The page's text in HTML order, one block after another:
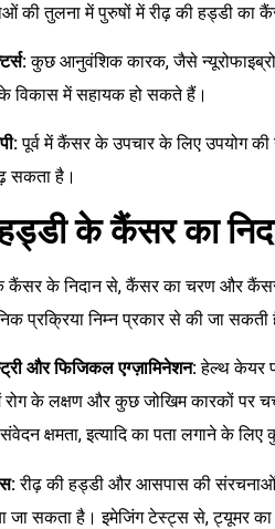
की तुलना में पुरुषों में रीढ़ की हड्डी का
कुछ आनुवंशिक कारक, जैसे
विकास में सहायक हो सकते हैं।
पूर्व में कैंसर के उपचार के लिए उपयोग
सकता है।
के कैंसर का
कैंसर के निदान से, कैंसर का चरण और कैंसर
प्रक्रिया निम्न प्रकार से की जा सकती
और फिजिकल एग्ज़ामिनेशन:हेल्थ केयर
के लक्षण और कुछ जोखिम कारकों पर
क्षमता, इत्यादि का पता लगाने के
रीढ़ की हड्डी और आसपास की
जा सकता है। इमेजिंग टेस्ट्स से, ट्यूमर